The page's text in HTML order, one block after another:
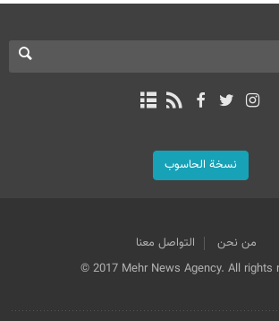
نسخة الحاسوب
من نحن
التواصل معنا
© 2017 Mehr News Agency. All rights